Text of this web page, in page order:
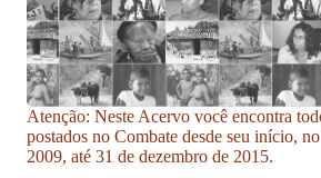
Atenção: Neste Acervo você encontra
postados no Combate desde seu início,
2009, até 31 de dezembro de 2015.